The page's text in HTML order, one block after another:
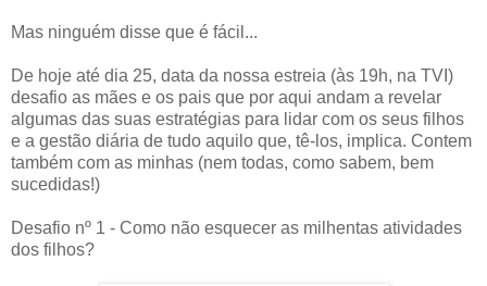
Mas ninguém disse que é fácil...
De hoje até dia 25, data da nossa estreia (às 19h, na TVI)
desafio as mães e os pais que por aqui andam a revelar
algumas das suas estratégias para lidar com os seus filhos
e a gestão diária de tudo aquilo que, tê-los, implica. Contem
também com as minhas (nem todas, como sabem, bem
sucedidas!)
Desafio nº 1 - Como não esquecer as milhentas atividades
dos filhos?